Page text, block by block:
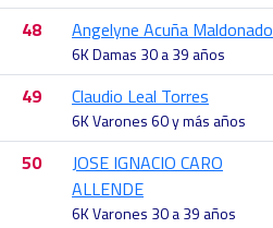
48 Angelyne Acuña Maldonado
6K Damas 30 a 39 años
49 Claudio Leal Torres
6K Varones 60 y más años
50
JOSE IGNACIO CARO
ALLENDE
6K Varones 30 a 39 años